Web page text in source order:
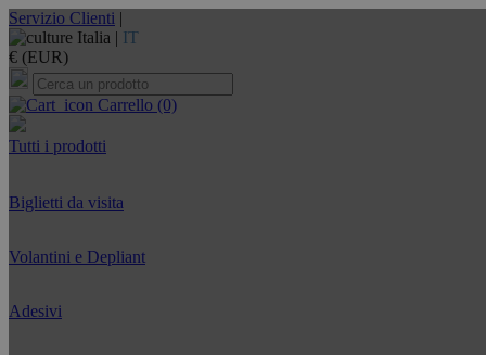
Servizio Clienti |
Italia | IT
€ (EUR)
Carrello (0)
Tutti i prodotti
Biglietti da visita
Volantini e Depliant
Adesivi